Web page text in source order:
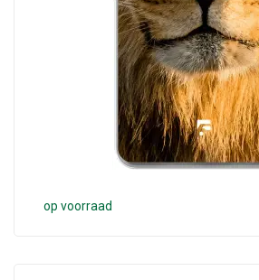
op voorraad